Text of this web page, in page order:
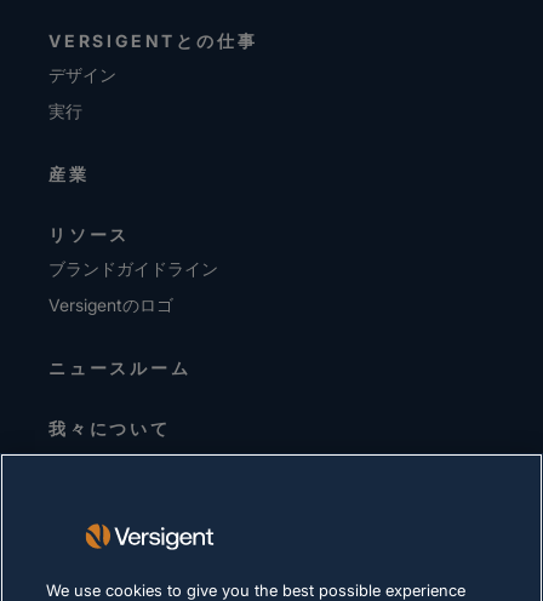
VERSIGENTとの仕事
デザイン
実行
産業
リソース
ブランドガイドライン
Versigentのロゴ
ニュースルーム
我々について
経営陣
サプライヤー
We use cookies to give you the best possible experience